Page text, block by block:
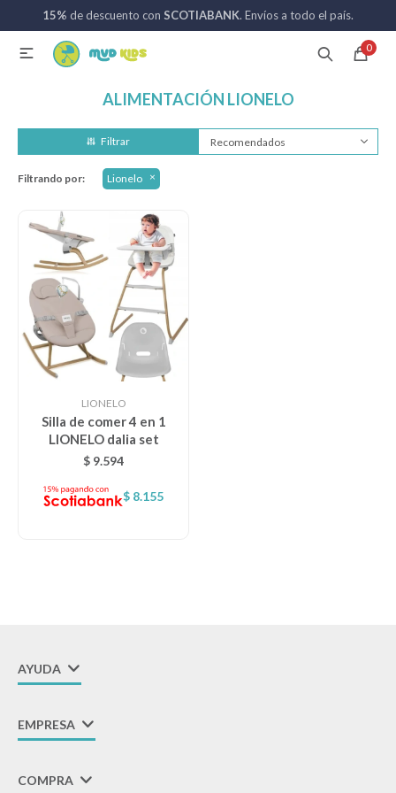
15% de descuento con SCOTIABANK. Envíos a todo el país.
0

ALIMENTACIÓN LIONELO
Recomendados
Filtrando por: Lionelo
LIONELO
Silla de comer 4 en 1
LIONELO dalia set
$ 9.594
$ 8.155
AYUDA
EMPRESA
COMPRA
MI CUENTA
Coches de bebé
Lactancia
Baño
Descanso